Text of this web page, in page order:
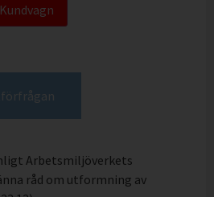
Arbetsmiljöverkets
råd om utformning av